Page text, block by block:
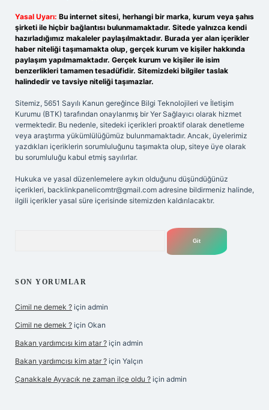
Yasal Uyarı: Bu internet sitesi, herhangi bir marka, kurum veya şahıs
şirketi ile hiçbir bağlantısı bulunmamaktadır. Sitede yalnızca kendi
hazırladığımız makaleler paylaşılmaktadır. Burada yer alan içerikler
haber niteliği taşımamakta olup, gerçek kurum ve kişiler hakkında
paylaşım yapılmamaktadır. Gerçek kurum ve kişiler ile isim
benzerlikleri tamamen tesadüfidir. Sitemizdeki bilgiler taslak
halindedir ve tavsiye niteliği taşımazlar.
Sitemiz, 5651 Sayılı Kanun gereğince Bilgi Teknolojileri ve İletişim
Kurumu (BTK) tarafından onaylanmış bir Yer Sağlayıcı olarak hizmet
vermektedir. Bu nedenle, sitedeki içerikleri proaktif olarak denetleme
veya araştırma yükümlülüğümüz bulunmamaktadır. Ancak, üyelerimiz
yazdıkları içeriklerin sorumluluğunu taşımakta olup, siteye üye olarak
bu sorumluluğu kabul etmiş sayılırlar.
Hukuka ve yasal düzenlemelere aykırı olduğunu düşündüğünüz
içerikleri, backlinkpanelicomtr@gmail.com adresine bildirmeniz halinde,
ilgili içerikler yasal süre içerisinde sitemizden kaldırılacaktır.
SON YORUMLAR
Cimil ne demek ? için admin
Cimil ne demek ? için Okan
Bakan yardımcısı kim atar ? için admin
Bakan yardımcısı kim atar ? için Yalçın
Çanakkale Ayvacık ne zaman ilçe oldu ? için admin